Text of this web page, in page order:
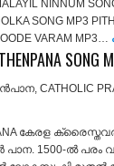
NINNUM
SONG MP3
VARAM MP3…
SONG
, CATHOLIC
കേരള
1500-ല്‍ പരം